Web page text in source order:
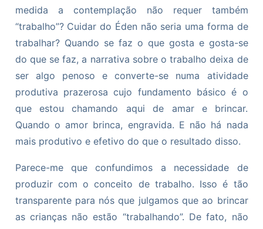
medida a contemplação não requer também
“trabalho”? Cuidar do Éden não seria uma forma de
trabalhar? Quando se faz o que gosta e gosta-se
do que se faz, a narrativa sobre o trabalho deixa de
ser algo penoso e converte-se numa atividade
produtiva prazerosa cujo fundamento básico é o
que estou chamando aqui de amar e brincar.
Quando o amor brinca, engravida. E não há nada
mais produtivo e efetivo do que o resultado disso.
Parece-me que confundimos a necessidade de
produzir com o conceito de trabalho. Isso é tão
transparente para nós que julgamos que ao brincar
as crianças não estão “trabalhando”. De fato, não